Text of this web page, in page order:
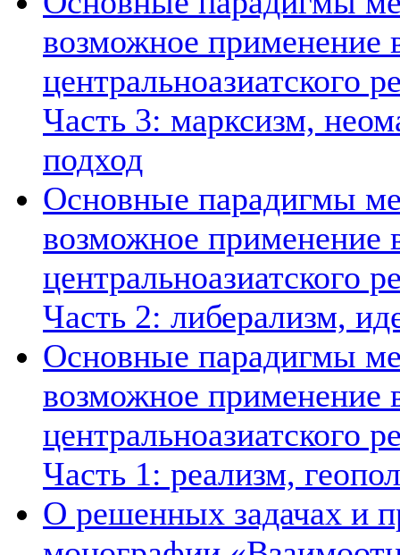
возможное применение
центральноазиатского
Часть 3: марксизм,
подход
Основные парадигмы
возможное применение
центральноазиатского
Часть 2: либерализм,
Основные парадигмы
возможное применение
центральноазиатского
Часть 1: реализм,
О решенных задачах и